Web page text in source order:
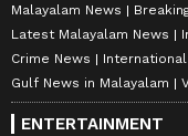
Malayalam News
Latest Malayalam News
Crime News
Gulf News in Malayalam
ENTERTAINMENT